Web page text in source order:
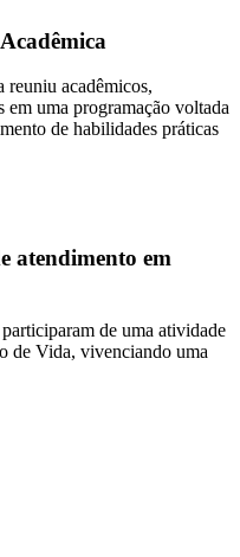
reuniu acadêmicos,
em uma programação voltada
de habilidades práticas
atendimento em
de uma atividade
de Vida, vivenciando uma